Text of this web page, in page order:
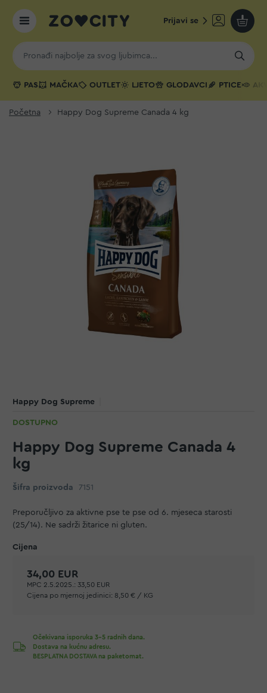
Prijavi se
Moja
PAS MAČKA OUTLET LJETO GLODAVCI PTICE
Početna Happy Dog Supreme Canada 4 kg
Happy Dog Supreme
DOSTUPNO
Happy Dog Supreme Canada 4
kg
Šifra proizvoda 7151
Preporučljivo za aktivne pse te pse od 6. mjeseca starosti
(25/14). Ne sadrži žitarice ni gluten.
34,00 EUR
MPC 2.5.2025.: 33,50 EUR
Cijena po mjernoj jedinici: 8,50 € / KG
Očekivana isporuka 3-5 radnih dana.
Dostava na kućnu adresu.
BESPLATNA DOSTAVA na paketomat.